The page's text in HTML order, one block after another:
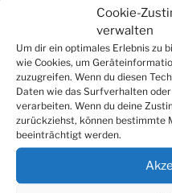
Cookie-
verwalten
Um dir ein optimales Erlebnis zu
wie Cookies, um
zuzugreifen. Wenn du diesen
Daten wie das Surfverhalten
verarbeiten. Wenn du deine
zurückziehst, können bestimmte
beeinträchtigt werden.
Versicherung AG
Dovestr. 2 – 4 10587
Streitbeilegung
Plattform der EU-
Streitbeilegung:
www.ec.europa.eu/
Informationen gemäß